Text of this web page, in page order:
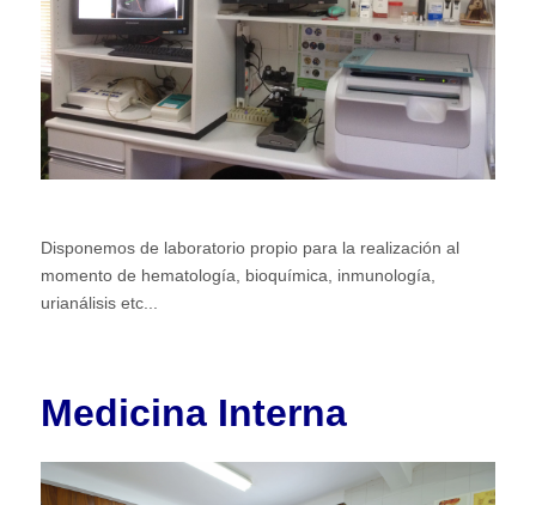
Disponemos de laboratorio propio para la realización al
momento de hematología, bioquímica, inmunología,
urianálisis etc...
Medicina Interna